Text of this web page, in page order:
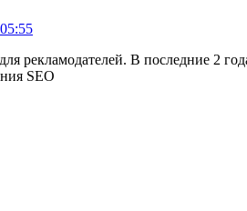
рекламодателей. В последние 2
SEO